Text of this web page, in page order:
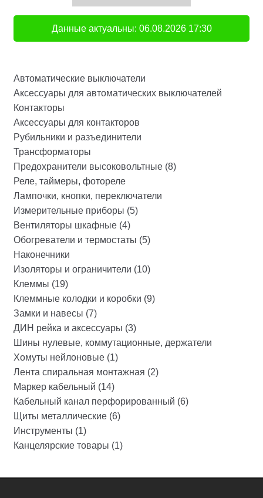
Данные актуальны: 06.08.2026 17:30
Автоматические выключатели
Аксессуары для автоматических выключателей
Контакторы
Аксессуары для контакторов
Рубильники и разъединители
Трансформаторы
Предохранители высоковольтные (8)
Реле, таймеры, фотореле
Лампочки, кнопки, переключатели
Измерительные приборы (5)
Вентиляторы шкафные (4)
Обогреватели и термостаты (5)
Наконечники
Изоляторы и ограничители (10)
Клеммы (19)
Клеммные колодки и коробки (9)
Замки и навесы (7)
ДИН рейка и аксессуары (3)
Шины нулевые, коммутационные, держатели
Хомуты нейлоновые (1)
Лента спиральная монтажная (2)
Маркер кабельный (14)
Кабельный канал перфорированный (6)
Щиты металлические (6)
Инструменты (1)
Канцелярские товары (1)